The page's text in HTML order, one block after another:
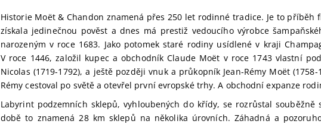
Historie Moët & Chandon znamená přes 250 let rodinné tradice. Je to
získala jedinečnou pověst a dnes má prestiž vedoucího výrobce
narozeným v roce 1683. Jako potomek staré rodiny usídlené v kraji
V roce 1446, založil kupec a obchodník Claude Moët v roce 1743 vlastní
Nicolas (1719-1792), a ještě později vnuk a průkopník Jean-Rémy Moët
Rémy cestoval po světě a otevřel první evropské trhy. A obchodní expanze
Labyrint podzemních sklepů, vyhloubených do křídy, se rozrůstal
době to znamená 28 km sklepů na několika úrovních. Záhadná a